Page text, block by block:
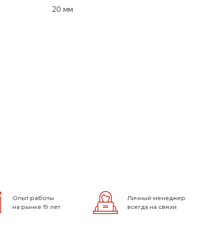
20 мм
Опыт работы
на рынке 19 лет
Личный менеджер
всегда на связи